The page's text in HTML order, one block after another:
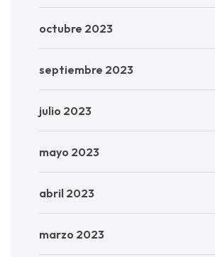
octubre 2023
septiembre 2023
julio 2023
mayo 2023
abril 2023
marzo 2023